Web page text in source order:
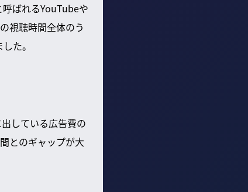
ばれるYouTubeや
視聴時間全体のう
た。
している広告費の
とのギャップが大